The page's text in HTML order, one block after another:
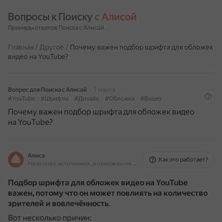
Вопросы к Поиску с Алисой
Примеры ответов Поиска с Алисой
Главная / Другое / Почему важен подбор шрифта для обложек
видео на YouTube?
Вопрос для Поиска с Алисой
1 марта
#YouTube
#Шрифты #Дизайн #Обложка #Видео
Почему важен подбор шрифта для обложек видео
на YouTube?
Алиса
На основе источников, возможны неточности
Как это работает?
Подбор шрифта для обложек видео на YouTube
важен, потому что он может повлиять на количество
зрителей и вовлечённость.
Вот несколько причин: